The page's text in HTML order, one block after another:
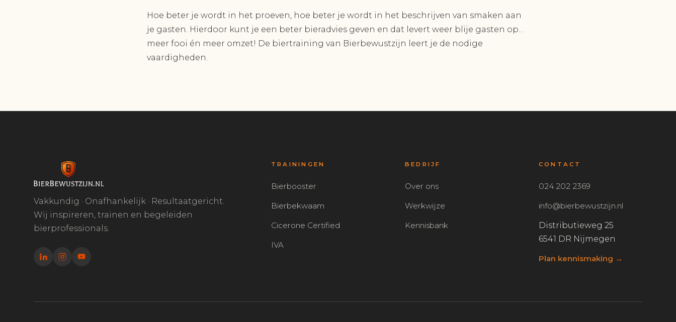
Hoe beter je wordt in het proeven, hoe beter je wordt in het beschrijven van smaken aan
je gasten. Hierdoor kunt je een beter bieradvies geven en dat levert weer blije gasten op…
meer fooi én meer omzet! De biertraining van Bierbewustzijn leert je de nodige
vaardigheden.
Vakkundig · Onafhankelijk · Resultaatgericht.
Wij inspireren, trainen en begeleiden
bierprofessionals.
TRAININGEN
Bierbooster
Bierbekwaam
Cicerone Certified
IVA
BEDRIJF
Over ons
Werkwijze
Kennisbank
CONTACT
024 202 2369
info@bierbewustzijn.nl
Distributieweg 25
6541 DR Nijmegen
Plan kennismaking →